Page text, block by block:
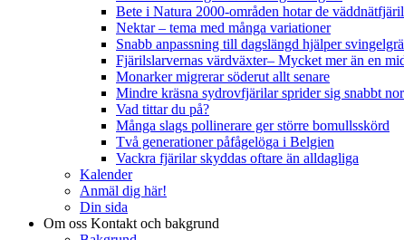
Bete i Natura 2000-områden hotar de
Nektar – tema med många variationer
Snabb anpassning till dagslängd hjälper
Fjärilslarvernas värdväxter– Mycket mer än en
Monarker migrerar söderut allt senare
Mindre kräsna sydrovfjärilar sprider sig snabbt
Vad tittar du på?
Många slags pollinerare ger större bomullsskörd
Två generationer påfågelöga i Belgien
Vackra fjärilar skyddas oftare än alldagliga
Kalender
Anmäl dig här!
Din sida
Om oss Kontakt och bakgrund